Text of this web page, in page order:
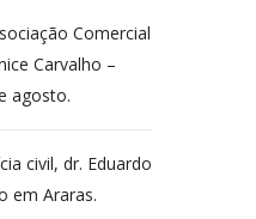
Comercial
Carvalho –
agosto.
civil, dr. Eduardo
em Araras.